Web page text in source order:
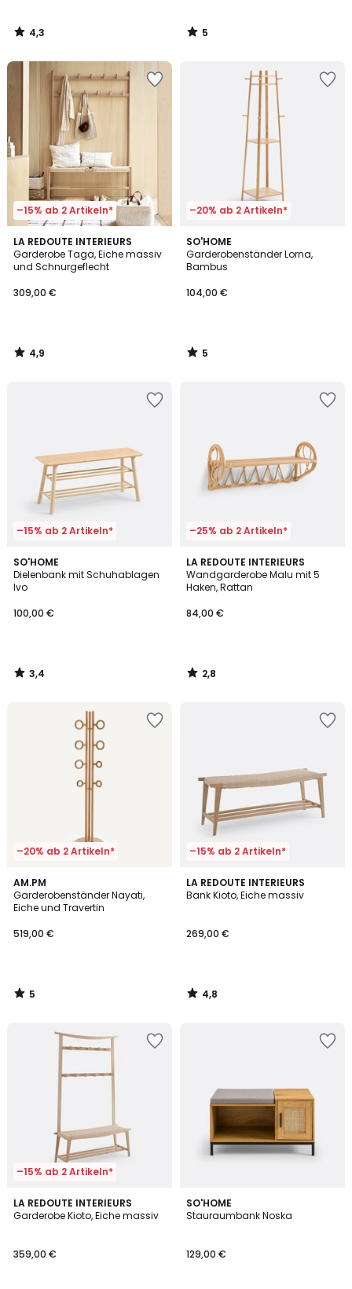
4,3
/
5
/
–15% ab 2 Artikeln*
LA REDOUTE INTERIEURS
Garderobe Taga, Eiche massiv
und Schnurgeflecht
309,00 €
4,9
/ 5
4,9
/
–20% ab 2 Artikeln*
SO'HOME
Garderobenständer Lorna,
Bambus
104,00 €
5
/
5
5
/
–15% ab 2 Artikeln*
SO'HOME
Dielenbank mit Schuhablagen
Ivo
100,00 €
3,4
/ 5
3,4
/
–25% ab 2 Artikeln*
LA REDOUTE INTERIEURS
Wandgarderobe Malu mit 5
Haken, Rattan
84,00 €
2,8
/ 5
2,8
/
–20% ab 2 Artikeln*
AM.PM
Garderobenständer Nayati,
Eiche und Travertin
519,00 €
5
/
5
5
/
–15% ab 2 Artikeln*
LA REDOUTE INTERIEURS
Bank Kioto, Eiche massiv
269,00 €
4,8
/ 5
4,8
/
–15% ab 2 Artikeln*
LA REDOUTE INTERIEURS
Garderobe Kioto, Eiche massiv
359,00 €
4,3
/ 5
SO'HOME
Stauraumbank Noska
129,00 €
4,6
/ 5